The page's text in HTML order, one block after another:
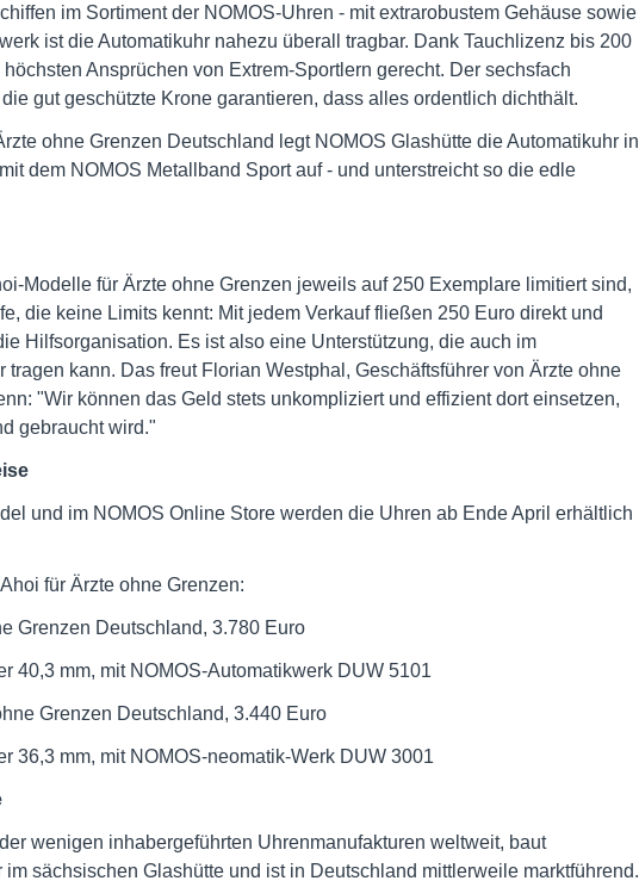
im Sortiment der NOMOS-Uhren - mit extrarobustem Gehäuse sowie
ist die Automatikuhr nahezu überall tragbar. Dank Tauchlizenz bis 200
Ansprüchen von Extrem-Sportlern gerecht. Der sechsfach
gut geschützte Krone garantieren, dass alles ordentlich dichthält.
ohne Grenzen Deutschland legt NOMOS Glashütte die Automatikuhr in
dem NOMOS Metallband Sport auf - und unterstreicht so die edle
Modelle für Ärzte ohne Grenzen jeweils auf 250 Exemplare limitiert sind,
die keine Limits kennt: Mit jedem Verkauf fließen 250 Euro direkt und
Hilfsorganisation. Es ist also eine Unterstützung, die auch im
tragen kann. Das freut Florian Westphal, Geschäftsführer von Ärzte ohne
"Wir können das Geld stets unkompliziert und effizient dort einsetzen,
gebraucht wird."
und im NOMOS Online Store werden die Uhren ab Ende April erhältlich
für Ärzte ohne Grenzen:
Grenzen Deutschland, 3.780 Euro
40,3 mm, mit NOMOS-Automatikwerk DUW 5101
Grenzen Deutschland, 3.440 Euro
36,3 mm, mit NOMOS-neomatik-Werk DUW 3001
wenigen inhabergeführten Uhrenmanufakturen weltweit, baut
sächsischen Glashütte und ist in Deutschland mittlerweile marktführend.